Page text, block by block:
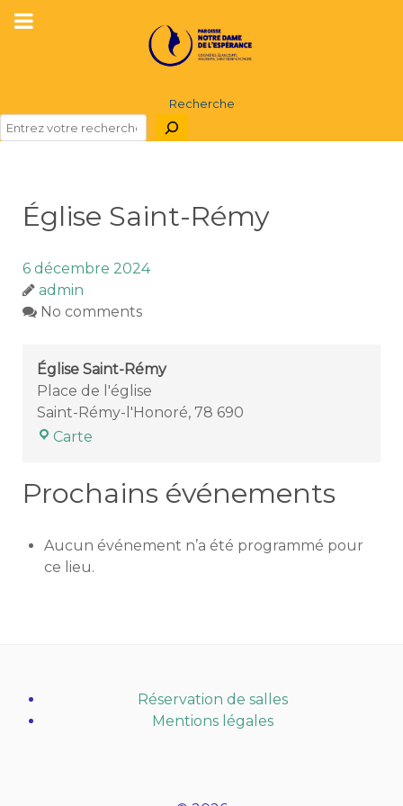
Recherche
Église Saint-Rémy
6 décembre 2024
admin
No comments
Église Saint-Rémy
Place de l'église
Saint-Rémy-l'Honoré, 78 690
Carte
Prochains événements
Aucun événement n’a été programmé pour
ce lieu.
Réservation de salles
Mentions légales